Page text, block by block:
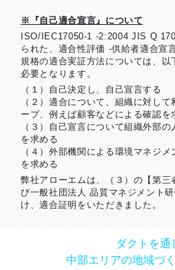
※『自己適合宣言』について
ISO/IEC17050-1 -2:2004 JIS Q
られた、適合性評価 -供給者適合宣
規格の適合実証方法については、
必要となります。
（１）自己決定し、自己宣言する
（２）適合について、組織に対し
ープ、例えば顧客などによる確認を
（３）自己宣言について組織外部
を求める
（４）外部機関による環境マネジ
を求める
弊社アローエムは、（３）の【第三
び一般社団法人 品質マネジメント
け、適合証明をいただきました。
ダクトを通
中部エリアの地域づ